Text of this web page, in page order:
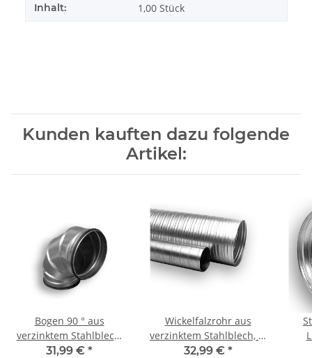
Inhalt: 1,00 Stück
Kunden kauften dazu folgende
Artikel:
Bogen 90 ° aus
verzinktem Stahlblech,
mit Dichtung, Ø 355 mm
31,99 € *
Wickelfalzrohr aus
verzinktem Stahlblech, Ø
355 mm, 1,5 m, WFR
32,99 € *